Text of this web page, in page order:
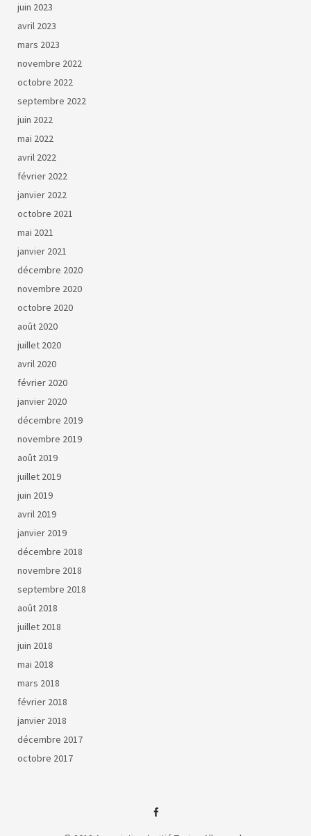
juin 2023
avril 2023
mars 2023
novembre 2022
octobre 2022
septembre 2022
juin 2022
mai 2022
avril 2022
février 2022
janvier 2022
octobre 2021
mai 2021
janvier 2021
décembre 2020
novembre 2020
octobre 2020
août 2020
juillet 2020
avril 2020
février 2020
janvier 2020
décembre 2019
novembre 2019
août 2019
juillet 2019
juin 2019
avril 2019
janvier 2019
décembre 2018
novembre 2018
septembre 2018
août 2018
juillet 2018
juin 2018
mai 2018
mars 2018
février 2018
janvier 2018
décembre 2017
octobre 2017